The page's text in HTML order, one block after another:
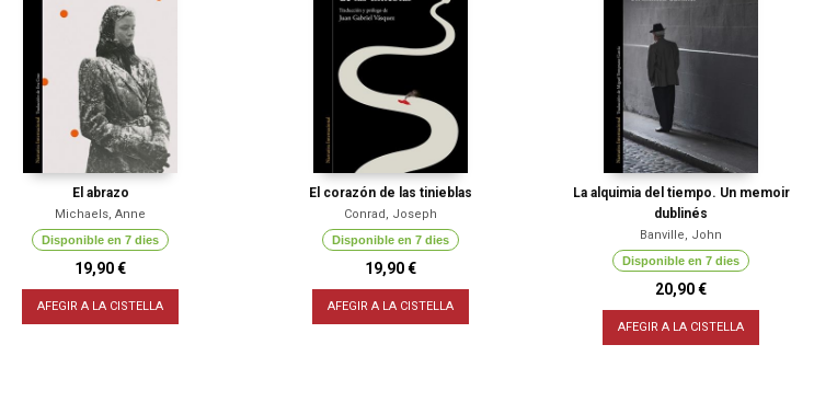
El abrazo
Michaels, Anne
Disponible en 7 dies
19,90 €
AFEGIR A LA CISTELLA
El corazón de las tinieblas
Conrad, Joseph
Disponible en 7 dies
19,90 €
AFEGIR A LA CISTELLA
La alquimia del tiempo. Un memoir
dublinés
Banville, John
Disponible en 7 dies
20,90 €
AFEGIR A LA CISTELLA